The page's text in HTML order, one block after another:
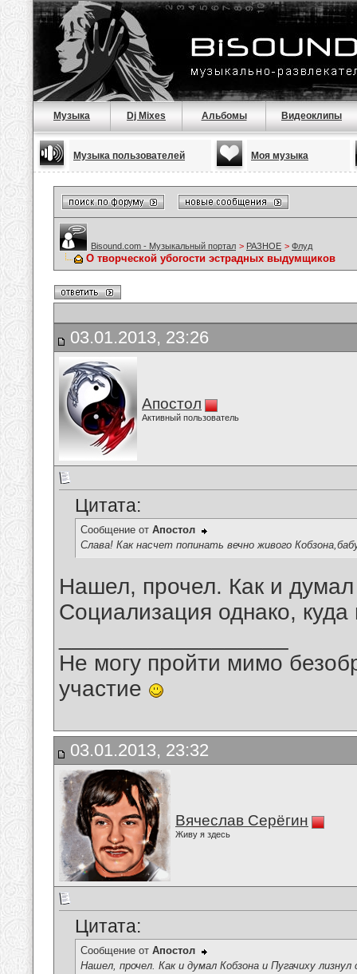
Музыка Dj Mixes Альбомы Видеоклипы
Музыка пользователей Моя музыка
Bisound.com - Музыкальный портал > РАЗНОЕ > Флуд
О творческой убогости эстрадных выдумщиков
03.01.2013, 23:26
Апостол
Активный пользователь
Цитата:
Сообщение от Апостол
Слава! Как насчет попинать вечно живого
Нашел, прочел. Как и думал
Социализация однако,
Не могу пройти мимо
участие
03.01.2013, 23:32
Вячеслав Серёгин
Живу я здесь
Цитата:
Сообщение от Апостол
Нашел, прочел. Как и думал Кобзона и Пугачиху